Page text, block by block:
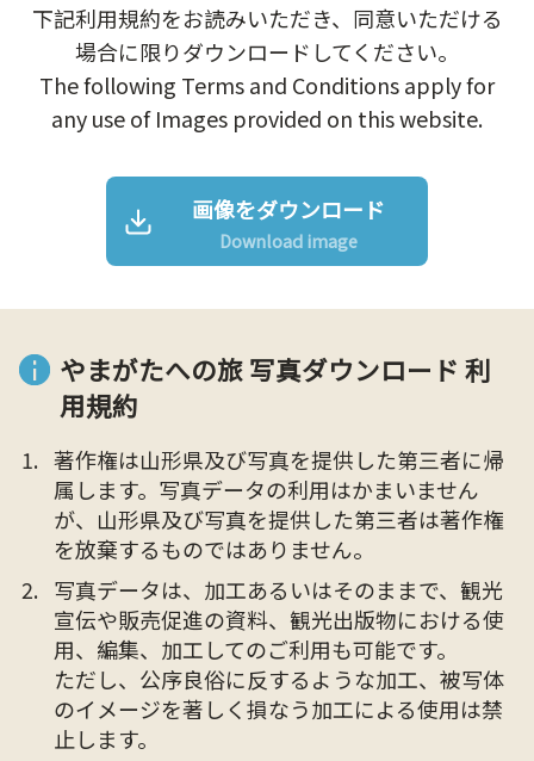
下記利用規約をお読みいただき、同意いただける
場合に限りダウンロードしてください。
The following Terms and Conditions apply for
any use of Images provided on this website.
画像をダウンロード
Download image
やまがたへの旅 写真ダウンロード 利
用規約
著作権は山形県及び写真を提供した第三者に帰
属します。写真データの利用はかまいません
が、山形県及び写真を提供した第三者は著作権
を放棄するものではありません。
写真データは、加工あるいはそのままで、観光
宣伝や販売促進の資料、観光出版物における使
用、編集、加工してのご利用も可能です。
ただし、公序良俗に反するような加工、被写体
のイメージを著しく損なう加工による使用は禁
止します。